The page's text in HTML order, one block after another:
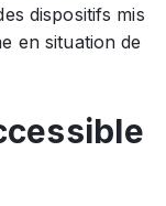
dispositifs mis
en situation de